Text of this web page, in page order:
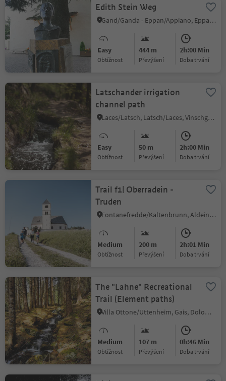
Edith Stein Weg
Gand/Ganda - Eppan/Appiano, Eppan an der Weinstaße/Appiano sulla Strada del Vino, Alto Adige Wine Road
Easy
Obtížnost
444 m
Převýšení
2h:00 Min
doba trvání
Latschander irrigation
channel path
Laces/Latsch, Latsch/Laces, Vinschgau/Val Venosta
Easy
Obtížnost
50 m
Převýšení
2h:00 Min
doba trvání
Trail f1| Oberradein -
Truden
Fontanefredde/Kaltenbrunn, Aldein/Aldino
Medium
Obtížnost
200 m
Převýšení
2h:01 Min
doba trvání
The "Lahne" Recreational
Trail (Element paths)
Villa Ottone/Uttenheim, Gais, Dolomites Region Kronplatz/Plan de Corones
Medium
Obtížnost
107 m
Převýšení
0h:46 Min
doba trvání